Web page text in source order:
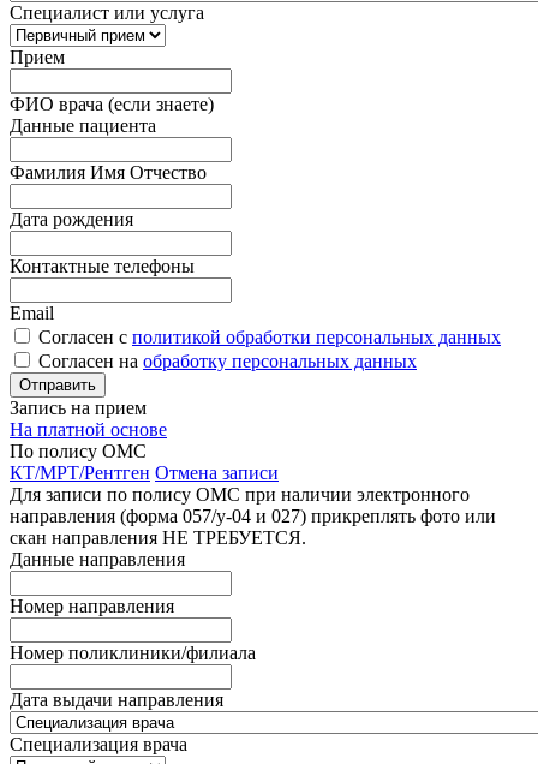
Специалист или услуга
Прием
ФИО врача (если знаете)
Данные пациента
Фамилия Имя Отчество
Дата рождения
Контактные телефоны
Email
Согласен с политикой обработки персональных данных
Согласен на обработку персональных данных
Запись на прием
На платной основе
По полису ОМС
КТ/МРТ/Рентген Отмена записи
Для записи по полису ОМС при наличии электронного
направления (форма 057/у-04 и 027) прикреплять фото или
скан направления НЕ ТРЕБУЕТСЯ.
Данные направления
Номер направления
Номер поликлиники/филиала
Дата выдачи направления
Специализация врача